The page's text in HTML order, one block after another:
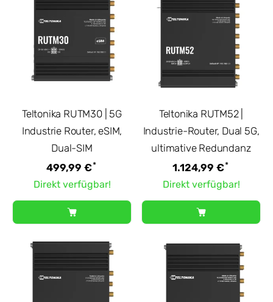
Teltonika RUTM30 | 5G
Industrie Router, eSIM,
Dual-SIM
499,99 €*
Direkt verfügbar!
Teltonika RUTM52 |
Industrie-Router, Dual 5G,
ultimative Redundanz
1.124,99 €*
Direkt verfügbar!